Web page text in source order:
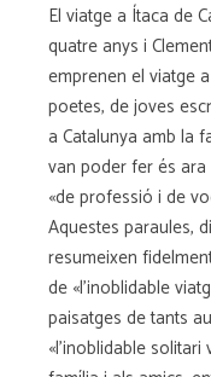
El viatge a Ítaca de
quatre anys i
emprenen el viatge
poetes, de joves
a Catalunya amb la
van poder fer és
«de professió i de
Aquestes paraules,
resumeixen
de «l'inoblidable
paisatges de tants
«l'inoblidable solitari